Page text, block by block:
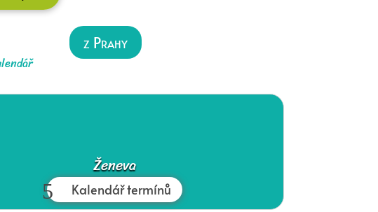
z Prahy
Ženeva
Kalendář termínů